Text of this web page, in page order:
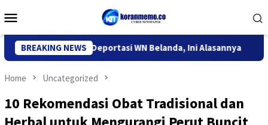
to
Menu
BREAKING NEWS
Kediri Deportasi WN Belanda, Ini Alasannya 9
Home Uncategorized
10 Rekomendasi Obat Tradisional dan